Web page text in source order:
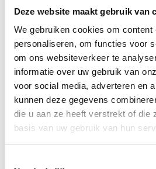
Deze website maakt gebruik van
We gebruiken cookies om content
personaliseren, om functies voor
om ons websiteverkeer te
informatie over uw gebruik van
voor social media, adverteren en
kunnen deze gegevens
die u aan ze heeft verstrekt of die
basis van uw gebruik van hun
Steriel onsteriel
Er zijn nog geen beoordelingen.
Wees de eerste om “Mediware
28mm (144)” te beoordelen
ingelogd zijn
Waarom Medische Artikelen?
Op voorraad? Vandaag besteld,
Vaste klanten, vaste korting
Geen klein order toeslag vanaf